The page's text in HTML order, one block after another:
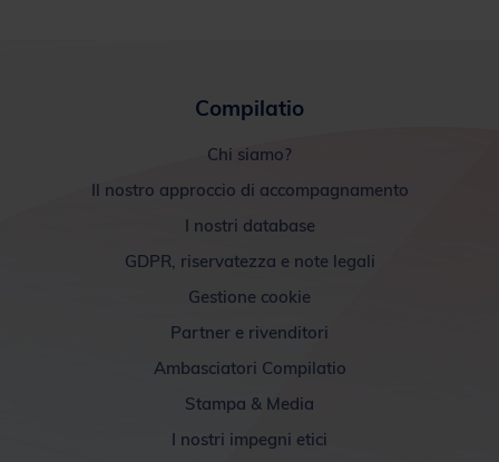
Compilatio
Chi siamo?
Il nostro approccio di accompagnamento
I nostri database
GDPR, riservatezza e note legali
Gestione cookie
Partner e rivenditori
Ambasciatori Compilatio
Stampa & Media
I nostri impegni etici